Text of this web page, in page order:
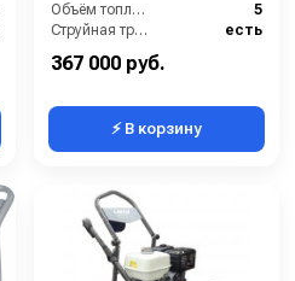
Объём топливного бака (л):
5
Струйная трубка (копьё):
есть
367 000 руб.
⚡ В корзину